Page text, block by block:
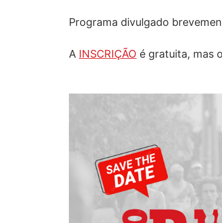
Programa divulgado
A INSCRIÇÃO é gratuita, mas